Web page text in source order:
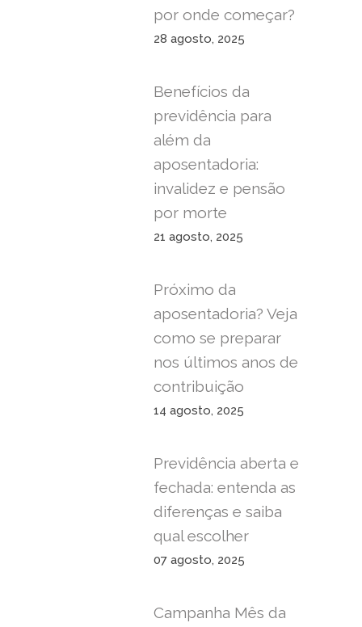
por onde começar?
28 agosto, 2025
Benefícios da
previdência para
além da
aposentadoria:
invalidez e pensão
por morte
21 agosto, 2025
Próximo da
aposentadoria? Veja
como se preparar
nos últimos anos de
contribuição
14 agosto, 2025
Previdência aberta e
fechada: entenda as
diferenças e saiba
qual escolher
07 agosto, 2025
Campanha Mês da